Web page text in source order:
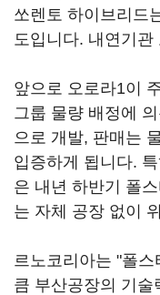
쏘렌토 하이브리드
도입니다. 내연기
앞으로 오로라1이
그룹 물량 배정에
으로 개발, 판매는
입증하게 됩니다.
은 내년 하반기 폴
는 자체 공장 없이
르노코리아는 "폴
큼 부산공장의 기술